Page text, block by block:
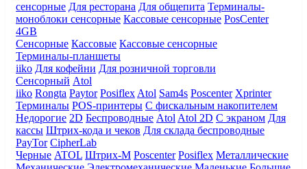
сенсорные Для ресторана Для общепита Терминалы-
моноблоки сенсорные Кассовые сенсорные PosCenter
4GB
Сенсорные Кассовые Кассовые сенсорные
Терминалы-планшеты
iiko Для кофейни Для розничной торговли
Сенсорный Atol
iiko Rongta Paytor Posiflex Atol Sam4s Poscenter Xprinter
Терминалы POS-принтеры С фискальным накопителем
Недорогие 2D Беспроводные Atol Atol 2D С экраном Для
кассы Штрих-кода и чеков Для склада беспроводные
PayTor CipherLab
Черные ATOL Штрих-М Poscenter Posiflex Металлические